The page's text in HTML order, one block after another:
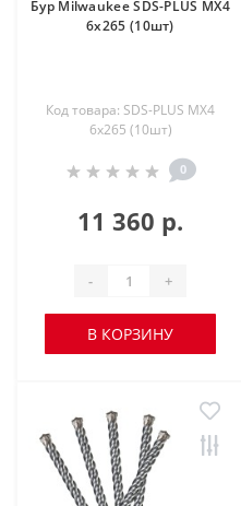
Бур Milwaukee SDS-PLUS MX4
6х265 (10шт)
Код товара: SDS-PLUS MX4
6х265 (10шт)
0
11 360 р.
- +
В КОРЗИНУ